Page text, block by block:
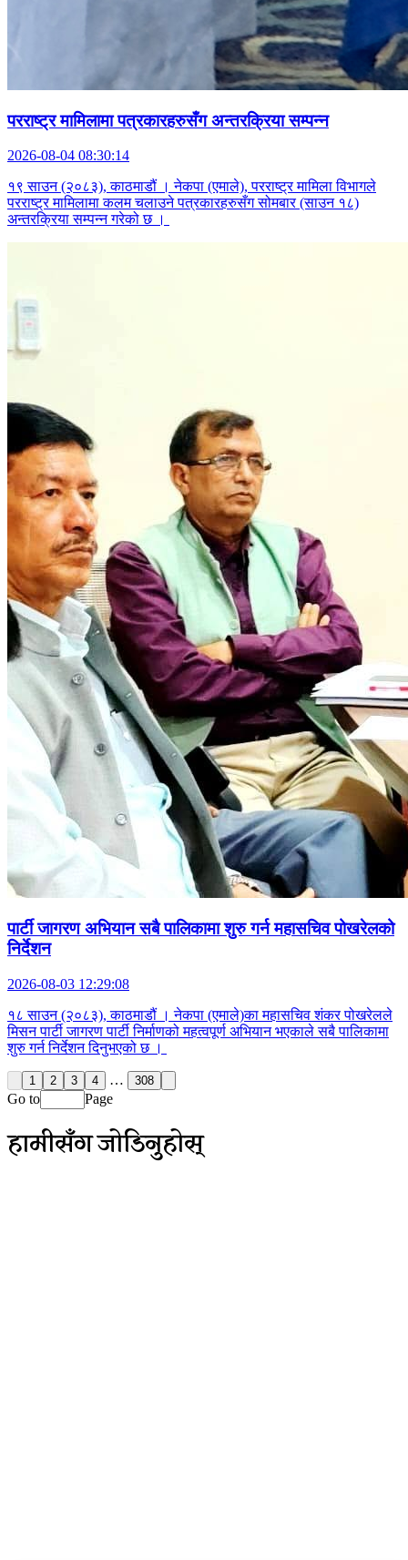
परराष्ट्र मामिलामा पत्रकारहरुसँग अन्तरक्रिया सम्पन्न
2026-08-04 08:30:14
१९ साउन (२०८३), काठमाडौं । नेकपा (एमाले), परराष्ट्र मामिला विभागले
परराष्ट्र मामिलामा कलम चलाउने पत्रकारहरुसँग सोमबार (साउन १८)
अन्तरक्रिया सम्पन्न गरेको छ ।
पार्टी जागरण अभियान सबै पालिकामा शुरु गर्न महासचिव पोखरेलको
निर्देशन
2026-08-03 12:29:08
१८ साउन (२०८३), काठमाडौं । नेकपा (एमाले)का महासचिव शंकर पोखरेलले
मिसन पार्टी जागरण पार्टी निर्माणको महत्वपूर्ण अभियान भएकाले सबै पालिकामा
शुरु गर्न निर्देशन दिनुभएको छ ।
1 2 3 4 … 308
Go to Page
हामीसँग जोडिनुहोस्